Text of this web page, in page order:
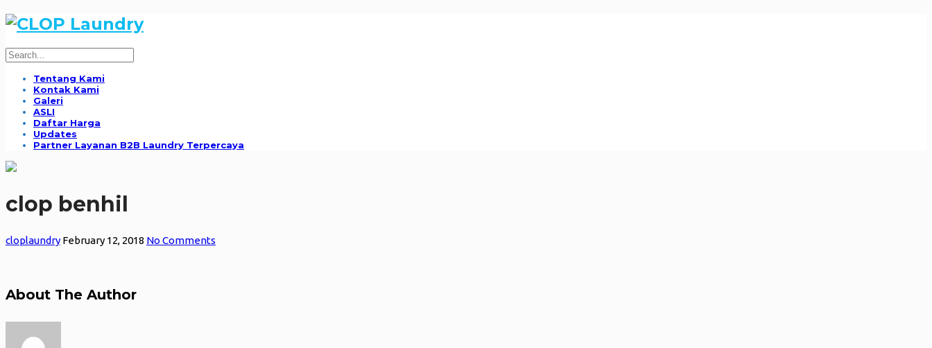
Tentang Kami
Kontak Kami
Galeri
ASLI
Daftar Harga
Updates
Partner Layanan B2B Laundry Terpercaya
clop benhil
cloplaundry February 12, 2018 No Comments
About The Author